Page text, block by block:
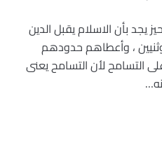
يجد بأن الاسلام يقبل الدين
، وأعطاهم حدودهم
التسامح لأن التسامح يعنى